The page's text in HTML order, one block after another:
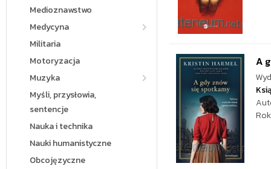
Medioznawstwo
Medycyna
Militaria
Motoryzacja
Muzyka
Myśli, przysłowia,
sentencje
Nauka i technika
Nauki humanistyczne
Obcojęzyczne
A